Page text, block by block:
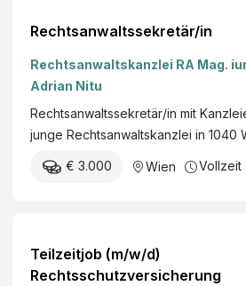
Rechtsanwaltssekretär/in
Rechtsanwaltskanzlei RA Mag.
Adrian Nitu
Rechtsanwaltssekretär/in mit
junge Rechtsanwaltskanzlei in 1040
€ 3.000 Wien Vollzeit
Teilzeitjob (m/w/d)
Rechtsschutzversicherung